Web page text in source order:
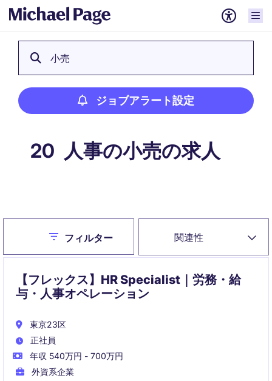
小売
ジョブアラート設定
20 人事の小売の求人
関連性
Closeフィルター
【フレックス】HR Specialist｜労務・給
与・人事オペレーション
東京23区
正社員
年収 540万円 - 700万円
外資系企業